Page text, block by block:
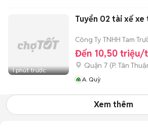
1 phút trước
Tuyển 02 tài xế xe
Công Ty TNHH Tam
Đến 10,50 triệu/
Quận 7 (P. Tân
A. Quỳ
Xem thêm